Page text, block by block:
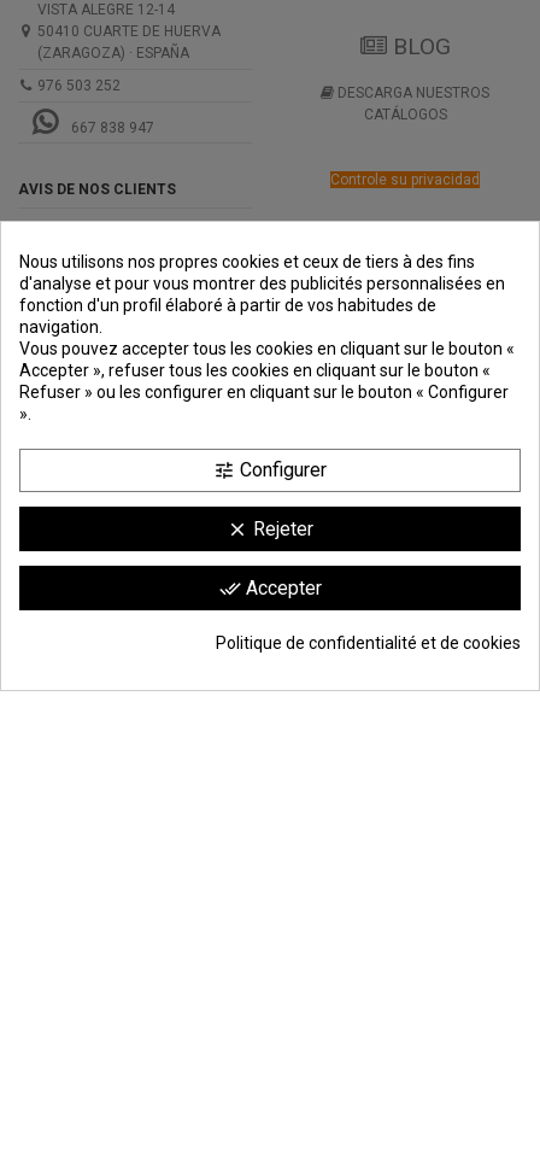
Ajouter au panier *256,58 €
VISTA ALEGRE 12-14
50410 CUARTE DE HUERVA
(ZARAGOZA) · ESPAÑA
976 503 252
667 838 947
AVIS DE NOS CLIENTS
BLOG
DESCARGA NUESTROS
CATÁLOGOS
Controle su privacidad
PREMIOS
DE PAGO
SEGURO
clic aquí para mostrar el certificado
Nous utilisons nos propres cookies et ceux de tiers à des fins
d'analyse et pour vous montrer des publicités personnalisées en
fonction d'un profil élaboré à partir de vos habitudes de
navigation.
Vous pouvez accepter tous les cookies en cliquant sur le bouton «
Accepter », refuser tous les cookies en cliquant sur le bouton «
Refuser » ou les configurer en cliquant sur le bouton « Configurer
».
tune Configurer
clear Rejeter
done_all Accepter
Politique de confidentialité et de cookies
9.6